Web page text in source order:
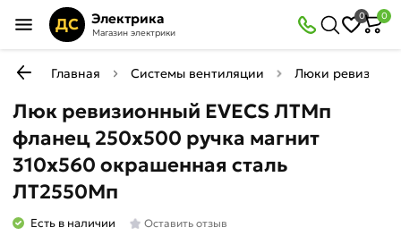
ДС Электрика
Магазин электрики
0 0
Главная Системы вентиляции Люки
Люк ревизионный EVECS ЛТМп
фланец 250x500 ручка магнит
310x560 окрашенная сталь
ЛТ2550Мп
Есть в наличии Оставить отзыв